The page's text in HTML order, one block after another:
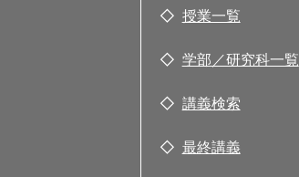
授業一覧
学部／研究科一覧
講義検索
最終講義